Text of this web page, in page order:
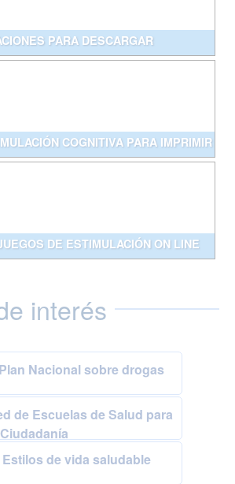
PARA DESCARGAR
COGNITIVA PARA IMPRIMIR
DE ESTIMULACIÓN ON LINE
interés
Plan Nacional sobre drogas
de Escuelas de Salud para
Estilos de vida saludable